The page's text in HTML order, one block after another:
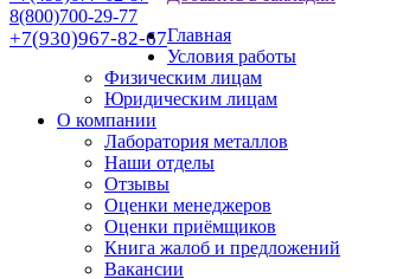
8(800)700-29-77
+7(930)967-82-67Главная
Условия работы
Физическим лицам
Юридическим лицам
О компании
Лаборатория металлов
Наши отделы
Отзывы
Оценки менеджеров
Оценки приёмщиков
Книга жалоб и предложений
Вакансии